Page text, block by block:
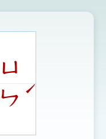
示
圖
ㄩ
ㄣˊ